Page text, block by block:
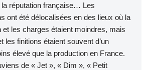
la réputation française… Les
ont été délocalisées en des lieux où la
et les charges étaient moindres, mais
les finitions étaient souvent d’un
élevé que la production en France.
de « Jet », « Dim », « Petit